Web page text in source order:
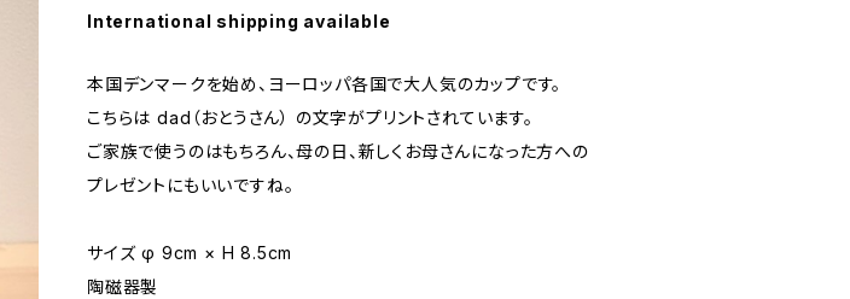
International shipping available
本国デンマークを始め、ヨーロッパ各国で大人気のカップです。
こちらは dad（おとうさん） の文字がプリントされています。
ご家族で使うのはもちろん、母の日、新しくお母さんになった方への
プレゼントにもいいですね。
サイズ φ 9cm × H 8.5cm
陶磁器製